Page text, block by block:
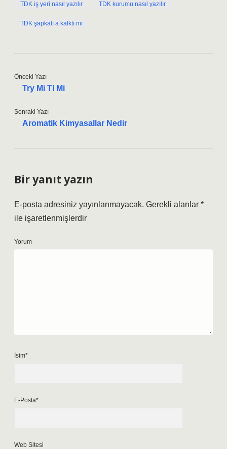
TDK iş yeri nasıl yazılır TDK kurumu nasıl yazılır
TDK şapkalı a kalktı mı
Önceki Yazı
Try Mi Tl Mi
Sonraki Yazı
Aromatik Kimyasallar Nedir
Bir yanıt yazın
E-posta adresiniz yayınlanmayacak. Gerekli alanlar *
ile işaretlenmişlerdir
Yorum
İsim*
E-Posta*
Web Sitesi